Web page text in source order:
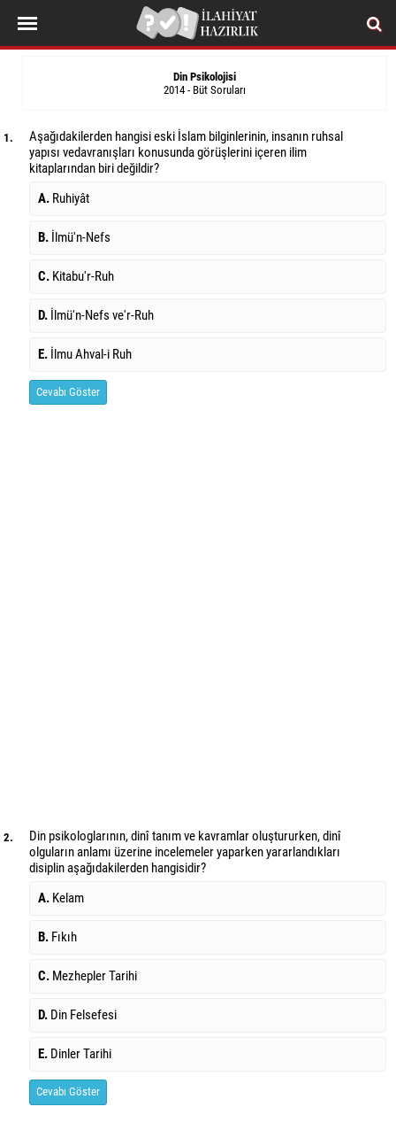
Din Psikolojisi
2014 - Büt Soruları
1.
Aşağıdakilerden hangisi eski İslam bilginlerinin, insanın ruhsal
yapısı vedavranışları konusunda görüşlerini içeren ilim
kitaplarından biri değildir?
A. Ruhiyât
B. İlmü'n-Nefs
C. Kitabu'r-Ruh
D. İlmü'n-Nefs ve'r-Ruh
E. İlmu Ahval-i Ruh
Cevabı Göster
2.
Din psikologlarının, dinî tanım ve kavramlar oluştururken, dinî
olguların anlamı üzerine incelemeler yaparken yararlandıkları
disiplin aşağıdakilerden hangisidir?
A. Kelam
B. Fıkıh
C. Mezhepler Tarihi
D. Din Felsefesi
E. Dinler Tarihi
Cevabı Göster